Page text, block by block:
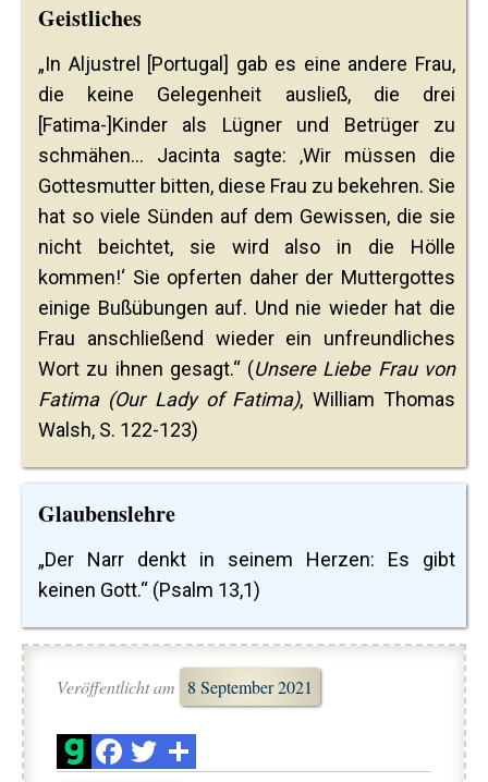
Geistliches
„In Aljustrel [Portugal] gab es eine andere Frau,
die keine Gelegenheit ausließ, die drei
[Fatima-]Kinder als Lügner und Betrüger zu
schmähen... Jacinta sagte: ‚Wir müssen die
Gottesmutter bitten, diese Frau zu bekehren. Sie
hat so viele Sünden auf dem Gewissen, die sie
nicht beichtet, sie wird also in die Hölle
kommen!‘ Sie opferten daher der Muttergottes
einige Bußübungen auf. Und nie wieder hat die
Frau anschließend wieder ein unfreundliches
Wort zu ihnen gesagt.“ (Unsere Liebe Frau von
Fatima (Our Lady of Fatima), William Thomas
Walsh, S. 122-123)
Glaubenslehre
„Der Narr denkt in seinem Herzen: Es gibt
keinen Gott.“ (Psalm 13,1)
Veröffentlicht am 8 September 2021